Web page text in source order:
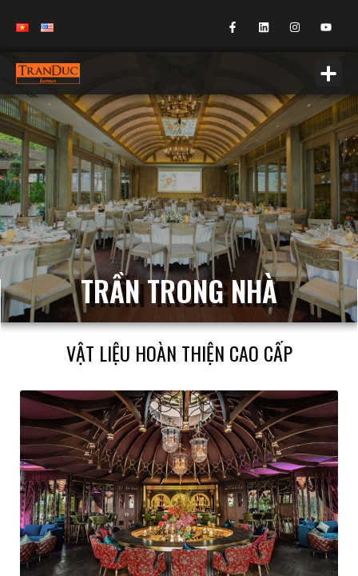
TRẦN TRONG NHÀ
VẬT LIỆU HOÀN THIỆN CAO CẤP